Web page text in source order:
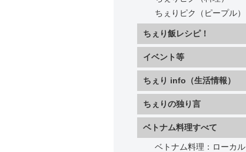
ちぇりピク（ピープル）
ちぇり飯レシピ！
イベント等
ちぇり info（生活情報）
ちぇりの独り言
ベトナム料理すべて
ベトナム料理：ローカル